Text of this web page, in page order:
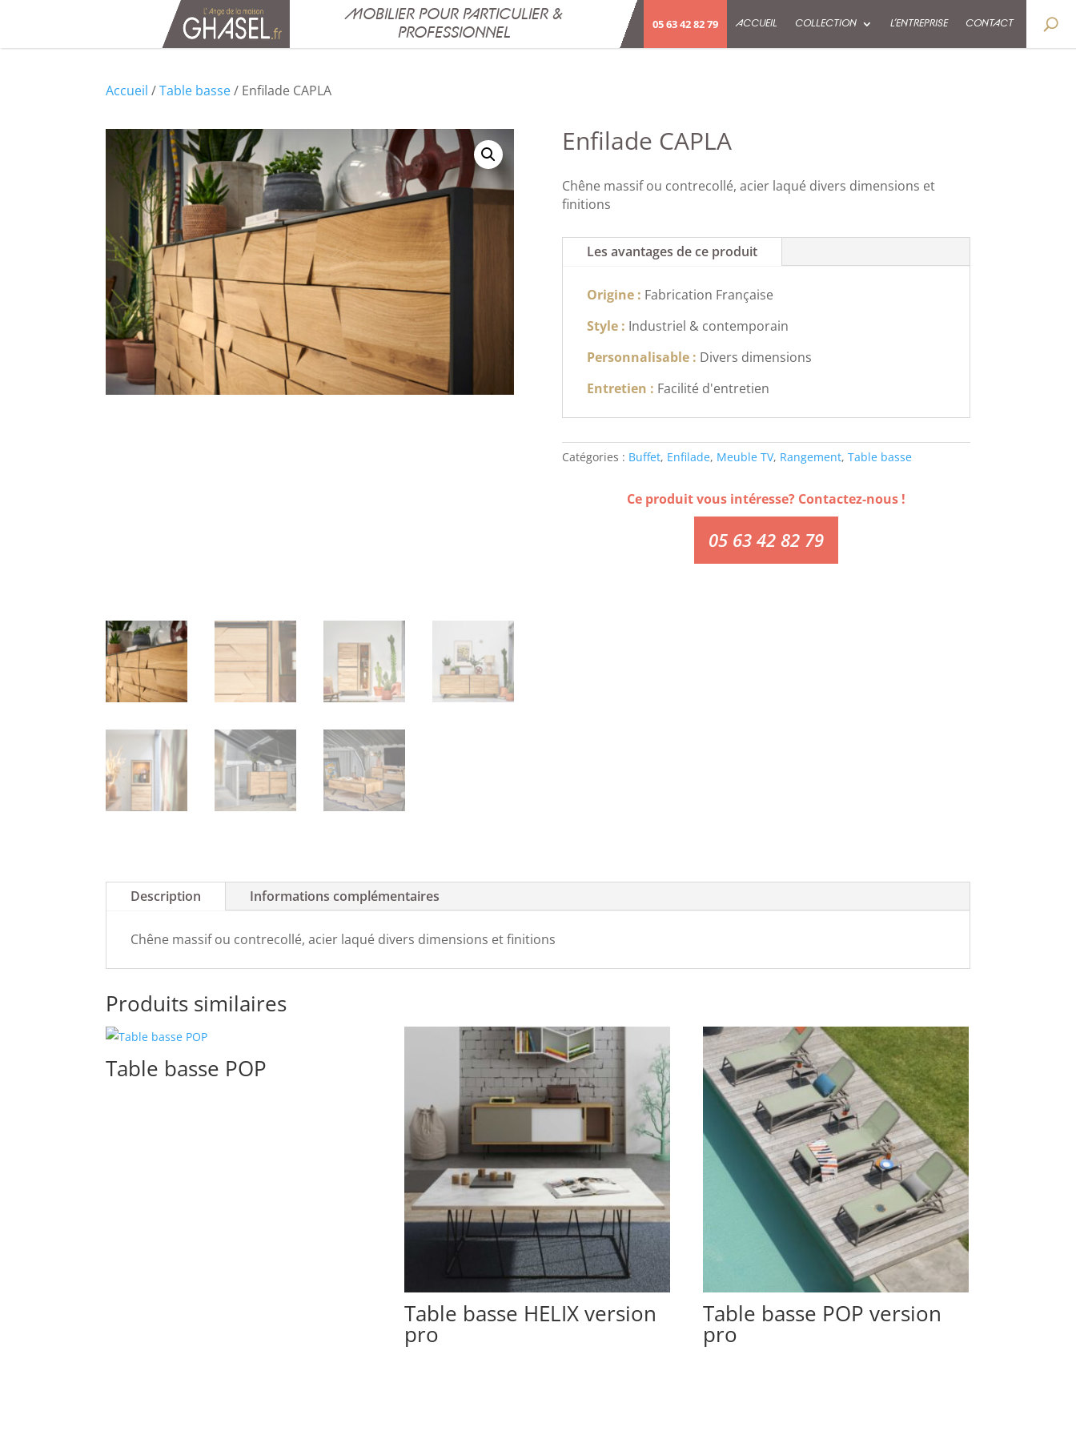
MOBILIER POUR PARTICULIER &
PROFESSIONNEL
05 63 42 82 79 ACCUEIL COLLECTION L’ENTREPRISE CONTACT
Accueil /Table basse/ Enfilade CAPLA
Enfilade CAPLA
Chêne massif ou contrecollé, acier laqué divers dimensions et
finitions
Les avantages de ce produit
Origine : Fabrication Française
Style : Industriel & contemporain
Personnalisable : Divers dimensions
Entretien : Facilité d'entretien
Catégories : Buffet, Enfilade, Meuble TV, Rangement, Table basse
Ce produit vous intéresse? Contactez-nous !
05 63 42 82 79
Description Informations complémentaires
Chêne massif ou contrecollé, acier laqué divers dimensions et finitions
Produits similaires
Table basse POP
Table basse HELIX version
pro
Table basse POP version
pro